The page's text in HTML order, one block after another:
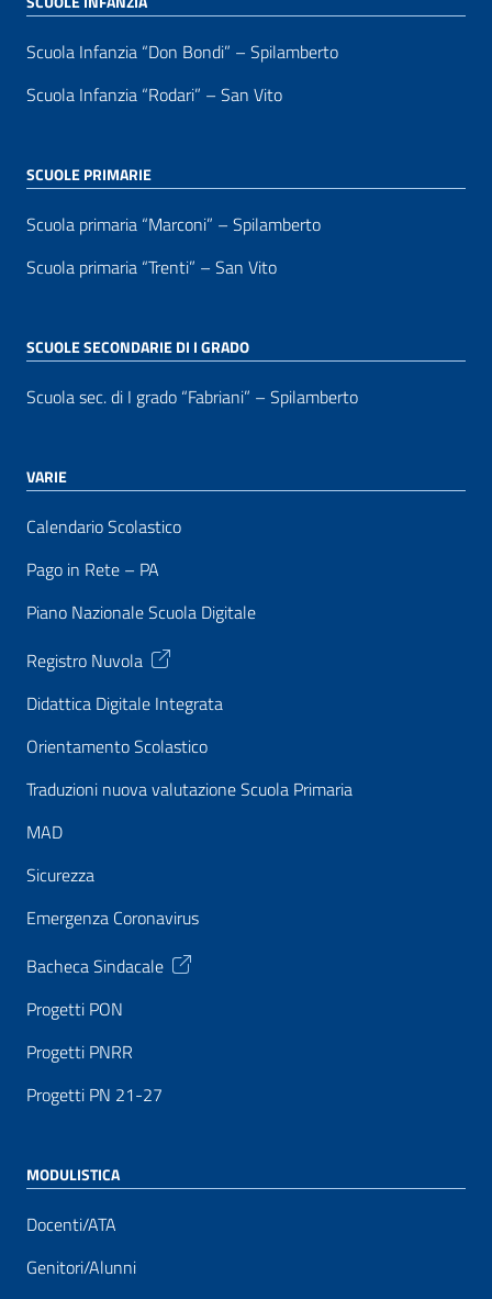
Scuola Infanzia “Don Bondi” – Spilamberto
Scuola Infanzia “Rodari” – San Vito
SCUOLE PRIMARIE
Scuola primaria “Marconi” – Spilamberto
Scuola primaria “Trenti” – San Vito
SCUOLE SECONDARIE DI I GRADO
Scuola sec. di I grado “Fabriani” – Spilamberto
VARIE
Calendario Scolastico
Pago in Rete – PA
Piano Nazionale Scuola Digitale
Registro Nuvola
Didattica Digitale Integrata
Orientamento Scolastico
Traduzioni nuova valutazione Scuola Primaria
MAD
Sicurezza
Emergenza Coronavirus
Bacheca Sindacale
Progetti PON
Progetti PNRR
Progetti PN 21-27
MODULISTICA
Docenti/ATA
Genitori/Alunni